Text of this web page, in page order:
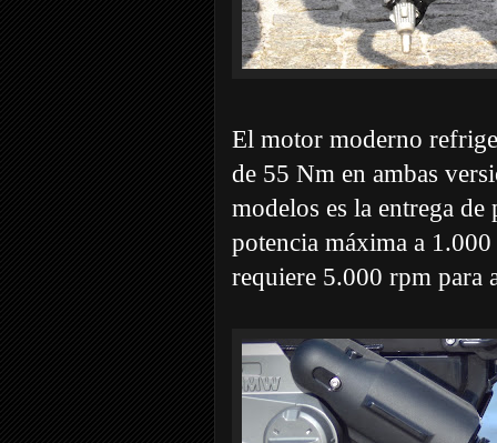
El motor moderno
de 55 Nm en ambas
modelos es la entrega
potencia máxima a
requiere 5.000 rpm para